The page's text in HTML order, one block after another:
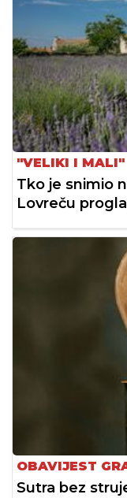
"VELIKI I MALI"
Tko je snimio
Lovreču
OBAVIJEST
Sutra bez